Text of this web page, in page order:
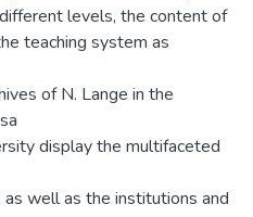
levels, the content of
teaching system as
of N. Lange in the
display the multifaceted
well as the institutions and